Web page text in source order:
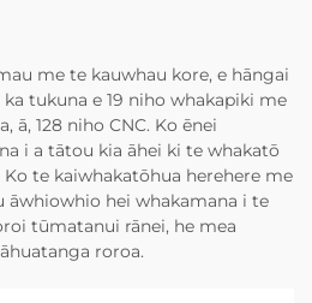
me te kauwhau kore, e hāngai
tukuna e 19 niho whakapiki me
ā, 128 niho CNC. Ko ēnei
i a tātou kia āhei ki te whakatō
te kaiwhakatōhua herehere me
hei whakamana i te
tūmatanui rānei, he mea
roroa.